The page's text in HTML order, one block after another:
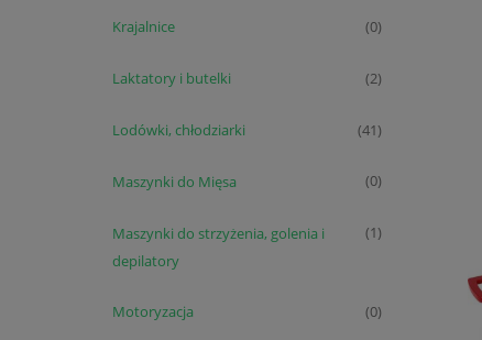
Krajalnice (0)
Laktatory i butelki (2)
Lodówki, chłodziarki (41)
Maszynki do Mięsa (0)
Maszynki do strzyżenia, golenia i
depilatory
(1)
Motoryzacja (0)